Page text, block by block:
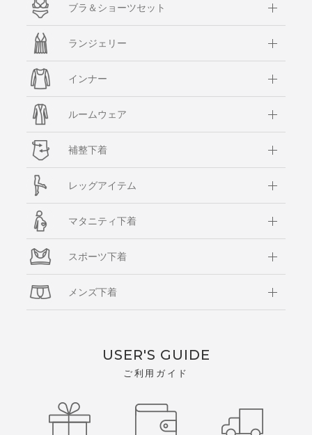
ブラ＆ショーツセット
ランジェリー
インナー
ルームウェア
補整下着
レッグアイテム
マタニティ下着
スポーツ下着
メンズ下着
USER'S GUIDE
ご利用ガイド